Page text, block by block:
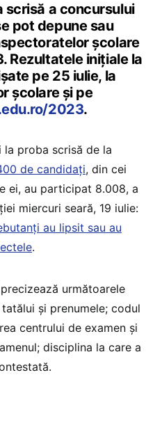
scrisă a concursului
pot depune sau
școlare
Rezultatele inițiale la
pe 25 iulie, la
școlare și pe
2023.
proba scrisă de la
de candidați, din cei
ei, au participat 8.008, a
miercuri seară, 19 iulie:
au lipsit sau au
.
următoarele
și prenumele; codul
centrului de examen și
disciplina la care a